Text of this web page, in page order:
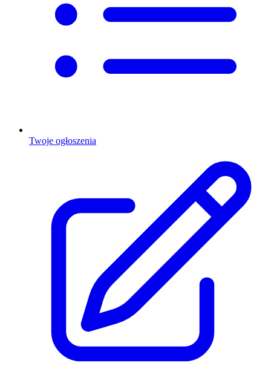
Twoje ogłoszenia